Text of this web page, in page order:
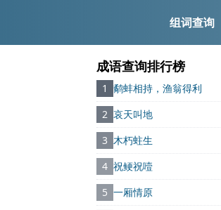
组词查询
成语查询排行榜
1 鹬蚌相持，渔翁得利
2 哀天叫地
3 木朽蛀生
4 祝鲠祝噎
5 一厢情原